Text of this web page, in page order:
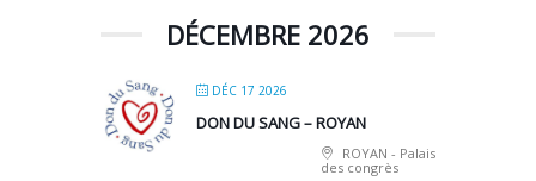
DÉCEMBRE 2026
DÉC 17 2026
DON DU SANG – ROYAN
ROYAN - Palais
des congrès